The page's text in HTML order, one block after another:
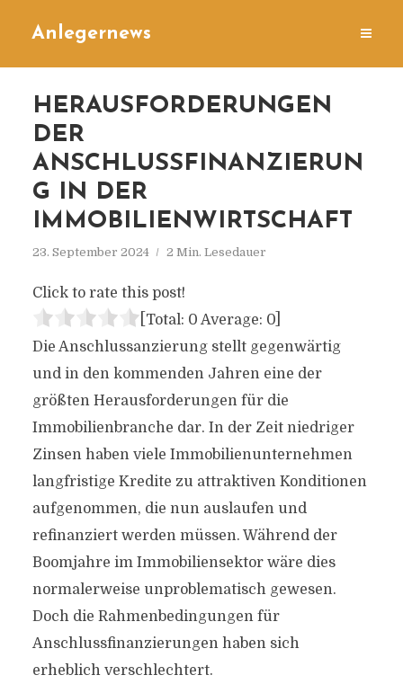
Anlegernews
HERAUSFORDERUNGEN
DER
ANSCHLUSSFINANZIERUN
G IN DER
IMMOBILIENWIRTSCHAFT
23. September 2024 2 Min. Lesedauer
Click to rate this post!
[Total: 0 Average: 0]
Die Anschlussanzierung stellt gegenwärtig
und in den kommenden Jahren eine der
größten Herausforderungen für die
Immobilienbranche dar. In der Zeit niedriger
Zinsen haben viele Immobilienunternehmen
langfristige Kredite zu attraktiven Konditionen
aufgenommen, die nun auslaufen und
refinanziert werden müssen. Während der
Boomjahre im Immobiliensektor wäre dies
normalerweise unproblematisch gewesen.
Doch die Rahmenbedingungen für
Anschlussfinanzierungen haben sich
erheblich verschlechtert.